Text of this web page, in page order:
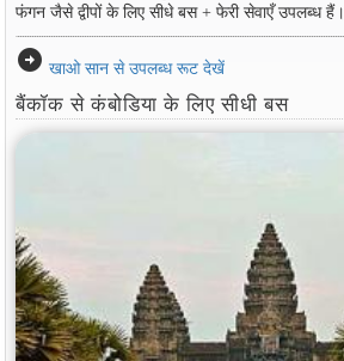
फंगन जैसे द्वीपों के लिए सीधे बस + फेरी सेवाएँ उपलब्ध हैं।
arrow_circle_right खाओ सान से उपलब्ध रूट देखें
बैंकॉक से कंबोडिया के लिए सीधी बस